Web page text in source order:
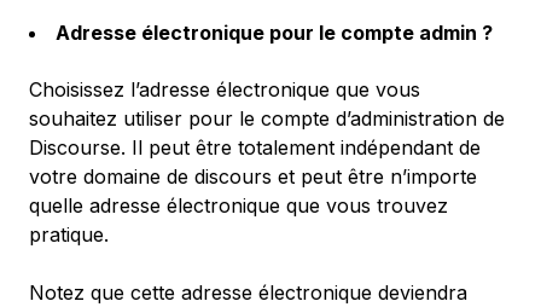
Adresse électronique pour le compte admin ?
Choisissez l’adresse électronique que vous
souhaitez utiliser pour le compte d’administration de
Discourse. Il peut être totalement indépendant de
votre domaine de discours et peut être n’importe
quelle adresse électronique que vous trouvez
pratique.
Notez que cette adresse électronique deviendra